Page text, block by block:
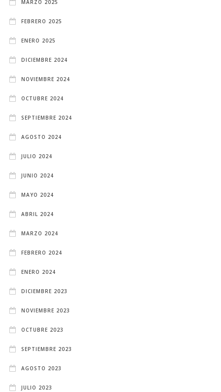
MARZO 2025
FEBRERO 2025
ENERO 2025
DICIEMBRE 2024
NOVIEMBRE 2024
OCTUBRE 2024
SEPTIEMBRE 2024
AGOSTO 2024
JULIO 2024
JUNIO 2024
MAYO 2024
ABRIL 2024
MARZO 2024
FEBRERO 2024
ENERO 2024
DICIEMBRE 2023
NOVIEMBRE 2023
OCTUBRE 2023
SEPTIEMBRE 2023
AGOSTO 2023
JULIO 2023